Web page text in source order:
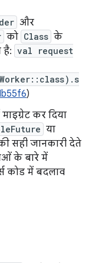
और
को Class के
है: val request
Ib55f6)
कर दिया
या
सही जानकारी देते
के बारे में
कोड में बदलाव